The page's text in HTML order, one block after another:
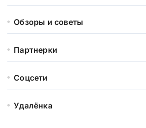
Обзоры и советы
Партнерки
Соцсети
Удалёнка